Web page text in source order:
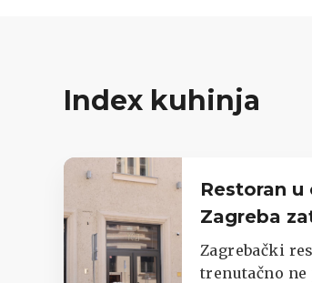
Index kuhinja
Restoran u
Zagreba
do
oglasili se
Zagrebački
trenutačno ne